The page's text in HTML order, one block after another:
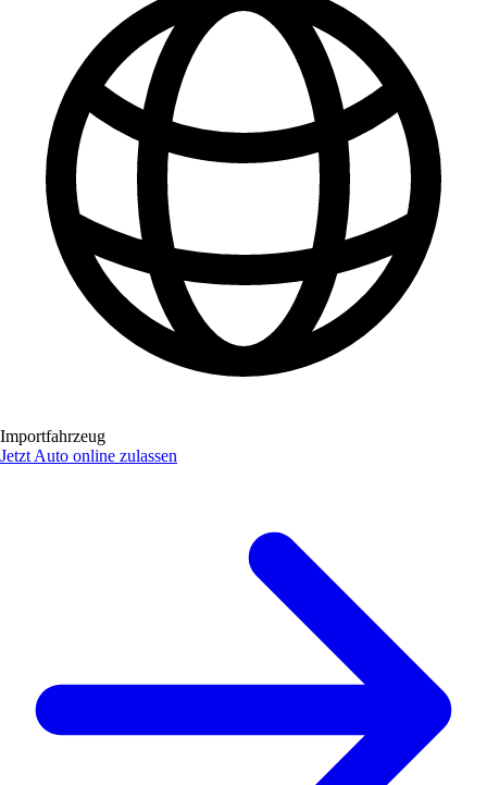
Importfahrzeug
Jetzt Auto online zulassen